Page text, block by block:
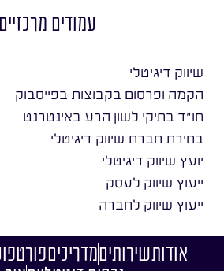
עמודים מרכזיים
שיווק דיגיטלי
הקמה ופרסום בקבוצות בפייסבוק
חו״ד בתיקי לשון הרע באינטרנט
בחירת חברת שיווק דיגיטלי
יועץ שיווק דיגיטלי
ייעוץ שיווק לעסק
ייעוץ שיווק לחברה
אודותשירותיםמדריכים